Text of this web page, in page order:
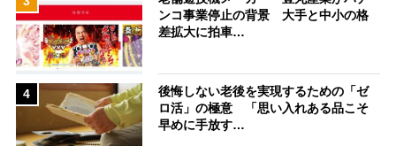
ンコ事業停止の背景 大手と中小の格
差拡大に拍車…
4
後悔しない老後を実現するための「ゼ
ロ活」の極意 「思い入れある品こそ
早めに手放す…